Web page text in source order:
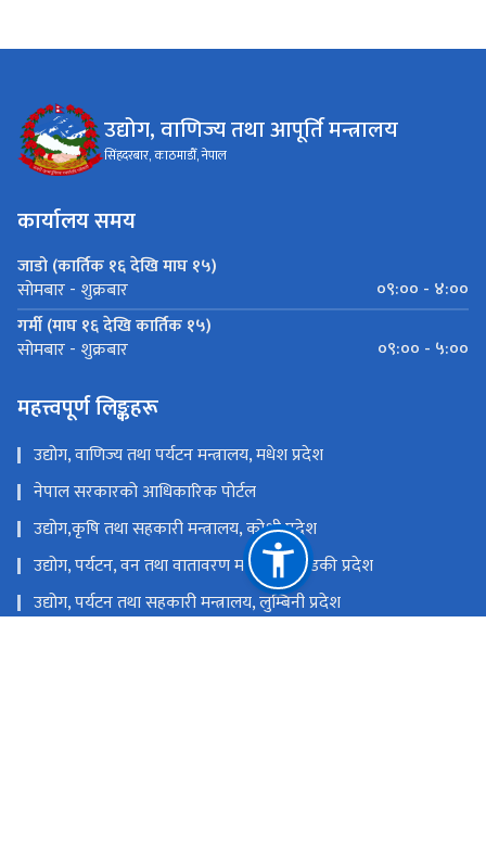
उद्योग, वाणिज्य तथा आपूर्ति मन्त्रालय
सिंहदरबार, काठमाडौँ, नेपाल
कार्यालय समय
जाडो (कार्तिक १६ देखि माघ १५)
सोमबार - शुक्रबार
०९:०० - ४:००
गर्मी (माघ १६ देखि कार्तिक १५)
सोमबार - शुक्रबार ०९:०० - ५:००
महत्त्वपूर्ण लिङ्कहरू
उद्योग, वाणिज्य तथा पर्यटन मन्त्रालय, मधेश प्रदेश
नेपाल सरकारको आधिकारिक पोर्टल
उद्योग,कृषि तथा सहकारी मन्त्रालय, कोशी प्रदेश
उद्योग, पर्यटन, वन तथा वातावरण मन्त्रालय, गण्डकी प्रदेश
उद्योग, पर्यटन तथा सहकारी मन्त्रालय, लुम्बिनी प्रदेश